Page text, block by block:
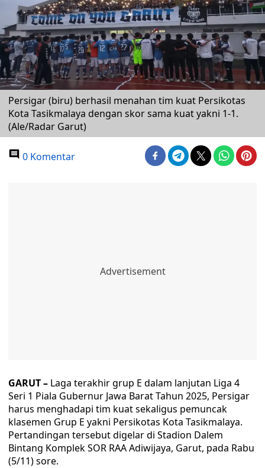
Persigar (biru) berhasil menahan tim kuat Persikotas
Kota Tasikmalaya dengan skor sama kuat yakni 1-1.
(Ale/Radar Garut)
0 Komentar
GARUT – Laga terakhir grup E dalam lanjutan Liga 4
Seri 1 Piala Gubernur Jawa Barat Tahun 2025, Persigar
harus menghadapi tim kuat sekaligus pemuncak
klasemen Grup E yakni Persikotas Kota Tasikmalaya.
Pertandingan tersebut digelar di Stadion Dalem
Bintang Komplek SOR RAA Adiwijaya, Garut, pada Rabu
(5/11) sore.